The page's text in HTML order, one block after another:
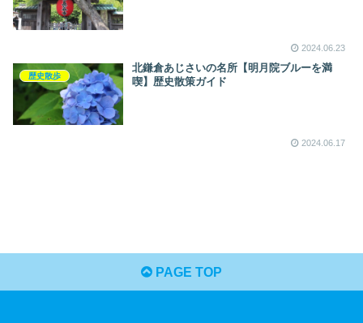
2024.06.23
歴史散歩
北鎌倉あじさいの名所【明月院ブルーを満
喫】歴史散策ガイド
2024.06.17
PAGE TOP